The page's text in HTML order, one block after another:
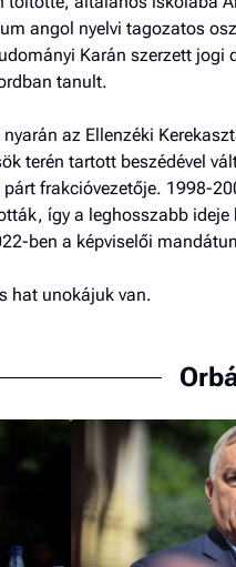
angol nyelvi tagozatos
Karán szerzett
tanult.
az Ellenzéki
terén tartott beszédével
frakcióvezetője. 1998-
így a leghosszabb
ben a képviselői
hat unokájuk van.